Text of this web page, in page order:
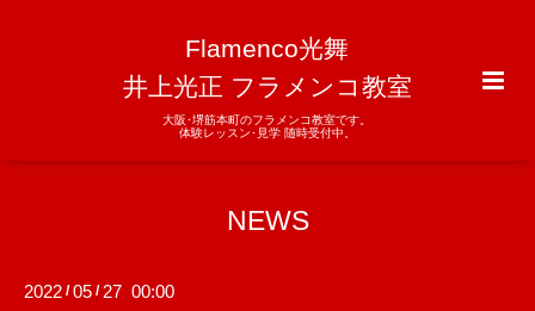
Flamenco光舞
井上光正 フラメンコ教室
大阪･堺筋本町のフラメンコ教室です。
体験レッスン･見学 随時受付中。
NEWS
2022 /05 / 27 00:00